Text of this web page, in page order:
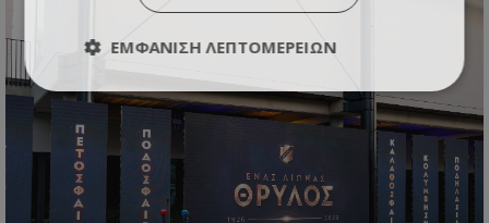
ΕΜΦΆΝΙΣΗ ΛΕΠΤΟΜΕΡΕΙΏΝ